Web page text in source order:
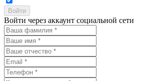
Войти через аккаунт социальной сети